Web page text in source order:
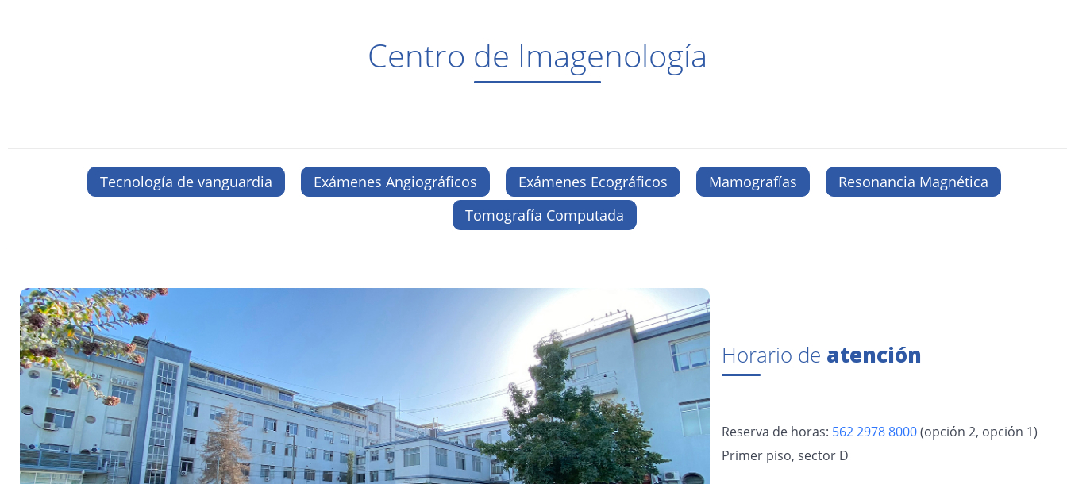
Centro de Imagenología
Tecnología de vanguardia Exámenes Angiográficos Exámenes Ecográficos Mamografías
Resonancia Magnética
Tomografía Computada
Horario de atención
Reserva de horas: 562 2978 8000(opción 2, opción 1)
Primer piso, sector D